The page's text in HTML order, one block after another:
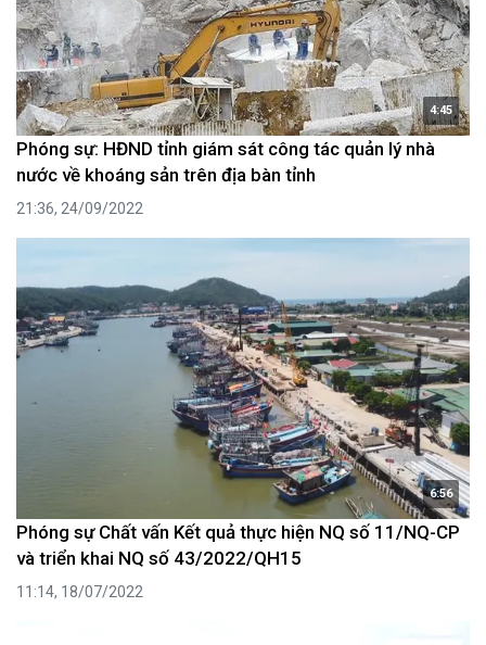
4:45
Phóng sự: HĐND tỉnh giám sát công tác quản lý nhà
nước về khoáng sản trên địa bàn tỉnh
21:36, 24/09/2022
6:56
Phóng sự Chất vấn Kết quả thực hiện NQ số 11/NQ-CP
và triển khai NQ số 43/2022/QH15
11:14, 18/07/2022